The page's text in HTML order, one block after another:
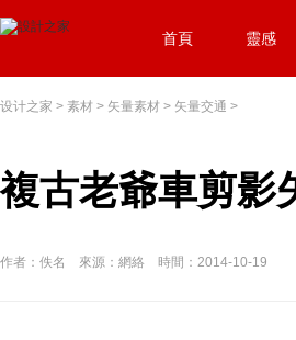
首頁 靈感
设计之家 > 素材 > 矢量素材 > 矢量交通 >
複古老爺車剪影
作者：佚名 來源：網絡 時間：2014-10-19